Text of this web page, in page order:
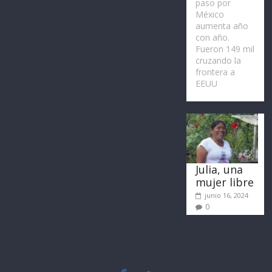
paso por
México
aumenta año
con año.
Fueron 149 mil
cruzando la
frontera a
EEUU
Julia, una
mujer libre
junio 16, 2024
0